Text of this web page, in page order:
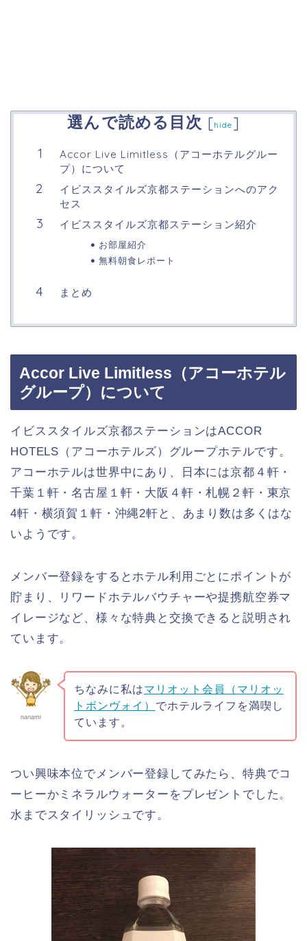
選んで読める目次 [hide ]
Accor Live Limitless（アコーホテルグルー
プ）について
イビススタイルズ京都ステーションへのアク
セス
イビススタイルズ京都ステーション紹介
お部屋紹介
無料朝食レポート
まとめ
Accor Live Limitless（アコーホテル
グループ）について
イビススタイルズ京都ステーションはACCOR
HOTELS（アコーホテルズ）グループホテルです。
アコーホテルは世界中にあり、日本には京都４軒・
千葉１軒・名古屋１軒・大阪４軒・札幌２軒・東京
4軒・横須賀１軒・沖縄2軒と、あまり数は多くはな
いようです。
メンバー登録をするとホテル利用ごとにポイントが
貯まり、リワードホテルバウチャーや提携航空券マ
イレージなど、様々な特典と交換できると説明され
ています。
nanami
ちなみに私はマリオット会員（マリオッ
トボンヴォイ） でホテルライフを満喫し
ています。
つい興味本位でメンバー登録してみたら、特典でコ
ーヒーかミネラルウォーターをプレゼントでした。
水までスタイリッシュです。